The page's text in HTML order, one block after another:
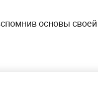
основы своей